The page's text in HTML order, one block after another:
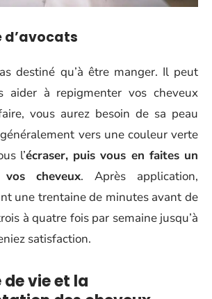
d’avocats
destiné qu’à être manger. Il peut
aider à repigmenter vos cheveux
vous aurez besoin de sa peau
vers une couleur verte
l’écraser, puis vous en faites un
cheveux. Après application,
une trentaine de minutes avant de
à quatre fois par semaine jusqu’à
satisfaction.
de vie et la